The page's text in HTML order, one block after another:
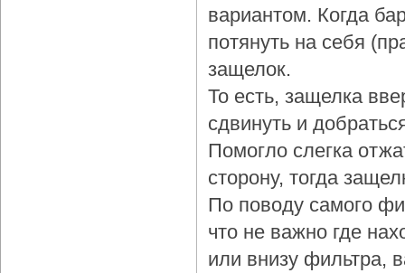
вариантом. Когда
потянуть на себя
защелок.
То есть, защелка
сдвинуть и
Помогло слегка
сторону, тогда
По поводу самого
что не важно где
или внизу фильтра,